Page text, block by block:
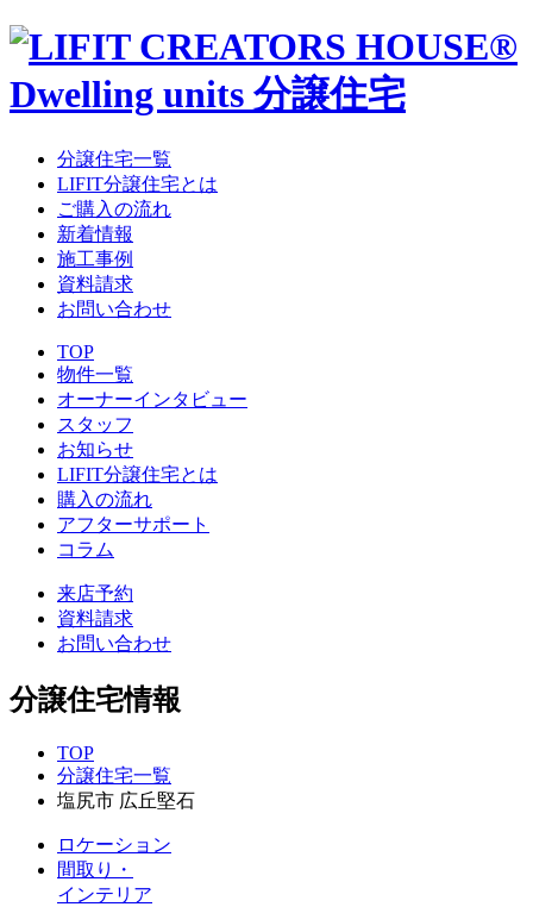
分譲住宅一覧
LIFIT分譲住宅とは
ご購入の流れ
新着情報
施工事例
資料請求
お問い合わせ
TOP
物件一覧
オーナーインタビュー
スタッフ
お知らせ
LIFIT分譲住宅とは
購入の流れ
アフターサポート
コラム
来店予約
資料請求
お問い合わせ
分譲住宅情報
TOP
分譲住宅一覧
塩尻市 広丘堅石
ロケーション
間取り・
インテリア